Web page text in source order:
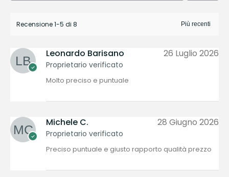
Recensione 1-5 di 8
Leonardo Barisano
Proprietario verificato
26 Luglio 2026
Molto preciso e puntuale
Michele C.
Proprietario verificato
28 Giugno 2026
Preciso puntuale e giusto rapporto qualità prezzo